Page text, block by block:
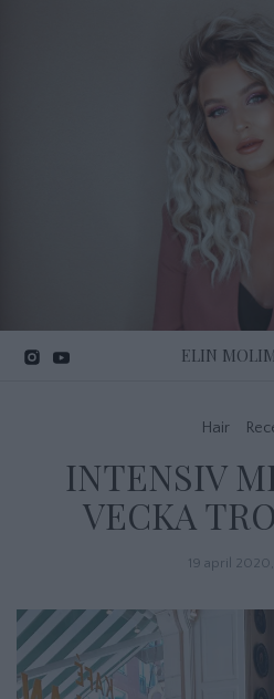
ELIN
Hair
INTENSIV
VECKA
19 april 2020,